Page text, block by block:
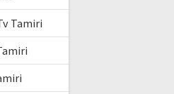
Tamiri